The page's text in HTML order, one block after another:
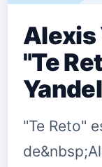
Alexis
"Te
Yandel
"Te Reto"